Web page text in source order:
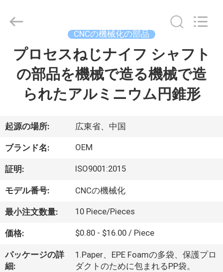
家
品
わ
た
し
ち
に
Copyright
Shenzhen
Technology
CNCの機械化の部品
プロセスねじナイフ シャフト
の部品を機械で造る機械で造
られたアルミニウム円錐形
起源の場所: 広東省、中国
ブランド名: OEM
証明: ISO9001:2015
モデル番号: CNCの機械化
最小注文数量: 10 Piece/Pieces
価格: $0.80 - $16.00 / Piece
パッケージの詳
細:
1.Paper、EPE Foamの多袋、保護プロ
ダクトのために包まれるPP袋。